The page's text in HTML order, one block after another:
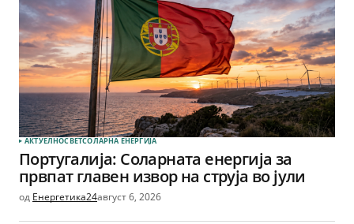
АКТУЕЛНОСВЕТСОЛАРНА EНЕРГИЈА
Португалија: Соларната енергија за
првпат главен извор на струја во јули
од Енергетика24август 6, 2026